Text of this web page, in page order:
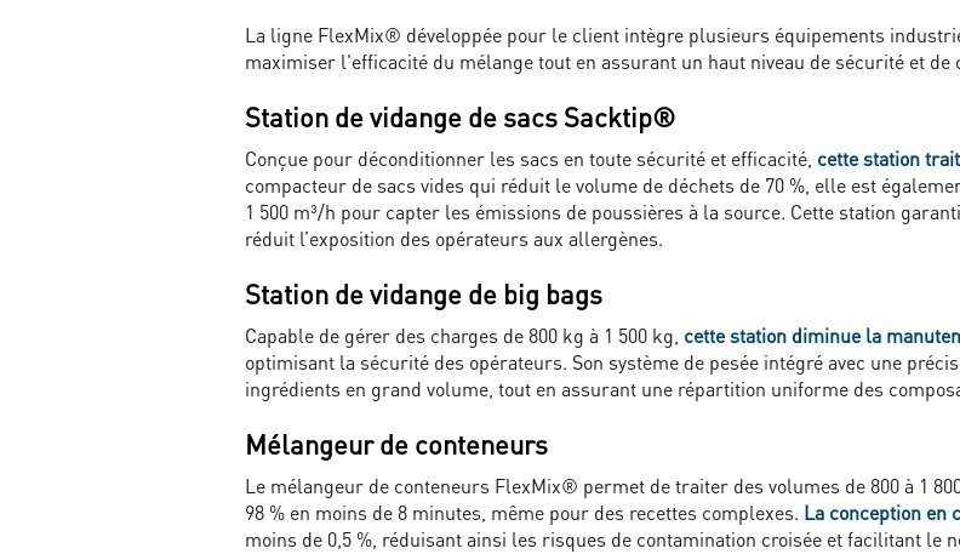
La ligne FlexMix® développée pour le client intègre plusieurs équipements
maximiser l'efficacité du mélange tout en assurant un haut niveau de sécurité et
Station de vidange de sacs Sacktip®
Conçue pour déconditionner les sacs en toute sécurité et efficacité, cette station
compacteur de sacs vides qui réduit le volume de déchets de 70 %, elle est
1 500 m³/h pour capter les émissions de poussières à la source. Cette station
réduit l’exposition des opérateurs aux allergènes.
Station de vidange de big bags
Capable de gérer des charges de 800 kg à 1 500 kg, cette station diminue la
optimisant la sécurité des opérateurs. Son système de pesée intégré avec une
ingrédients en grand volume, tout en assurant une répartition uniforme des
Mélangeur de conteneurs
Le mélangeur de conteneurs FlexMix® permet de traiter des volumes de 800 à 1
98 % en moins de 8 minutes, même pour des recettes complexes. La conception
moins de 0,5 %, réduisant ainsi les risques de contamination croisée et facilitant le